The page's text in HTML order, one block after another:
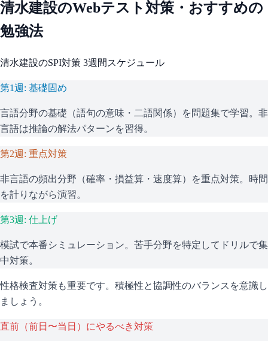
清水建設のWebテスト対策・おすすめの
勉強法
清水建設のSPI対策 3週間スケジュール
第1週: 基礎固め
言語分野の基礎（語句の意味・二語関係）を問題集で学習。非
言語は推論の解法パターンを習得。
第2週: 重点対策
非言語の頻出分野（確率・損益算・速度算）を重点対策。時間
を計りながら演習。
第3週: 仕上げ
模試で本番シミュレーション。苦手分野を特定してドリルで集
中対策。
性格検査対策も重要です。積極性と協調性のバランスを意識し
ましょう。
直前（前日〜当日）にやるべき対策